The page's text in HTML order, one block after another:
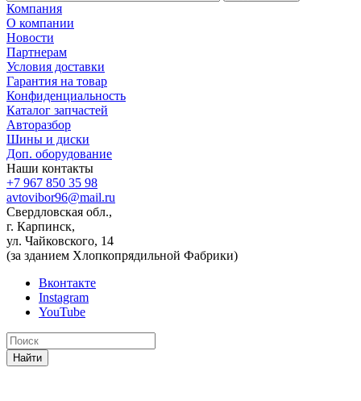
Компания
О компании
Новости
Партнерам
Условия доставки
Гарантия на товар
Конфиденциальность
Каталог запчастей
Авторазбор
Шины и диски
Доп. оборудование
Наши контакты
+7 967 850 35 98
avtovibor96@mail.ru
Свердловская обл.,
г. Карпинск,
ул. Чайковского, 14
(за зданием Хлопкопрядильной Фабрики)
Вконтакте
Instagram
YouTube
Найти